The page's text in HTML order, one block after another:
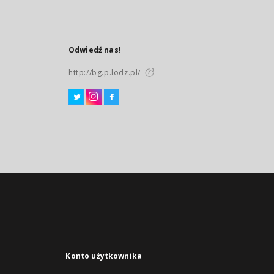
Odwiedź nas!
http://bg.p.lodz.pl/
Konto użytkownika